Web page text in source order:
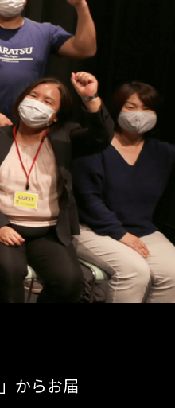
」からお届